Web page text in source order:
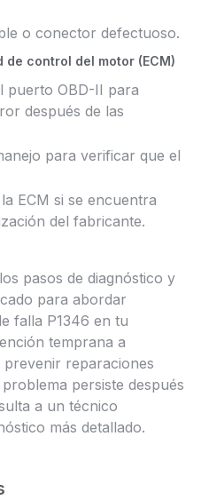
o conector defectuoso.
de control del motor (ECM)
puerto OBD-II para
después de las
para verificar que el
ECM si se encuentra
del fabricante.
pasos de diagnóstico y
para abordar
falla P1346 en tu
temprana a
reparaciones
persiste después
a un técnico
más detallado.